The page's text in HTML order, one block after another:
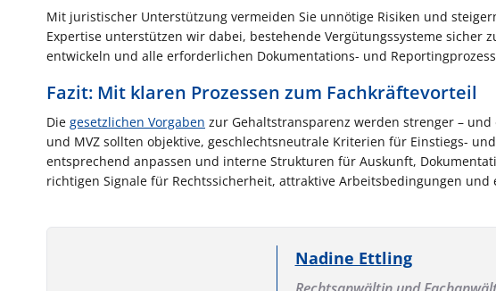
Mit juristischer Unterstützung vermeiden Sie unnötige Risiken und
Expertise unterstützen wir dabei, bestehende Vergütungssysteme
entwickeln und alle erforderlichen Dokumentations- und
Fazit: Mit klaren Prozessen zum Fachkräftevorteil
Die gesetzlichen Vorgaben zur Gehaltstransparenz werden strenger –
und MVZ sollten objektive, geschlechtsneutrale Kriterien für Einstiegs-
entsprechend anpassen und interne Strukturen für Auskunft,
richtigen Signale für Rechtssicherheit, attraktive Arbeitsbedingungen
Nadine Ettling